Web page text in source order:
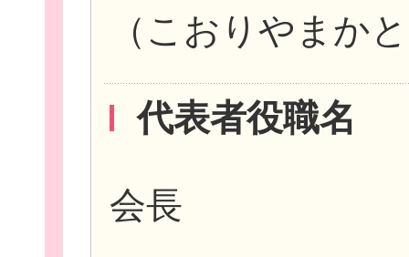
ボランティア
イベント・講
（こおりやまか
代表者役職名
会長